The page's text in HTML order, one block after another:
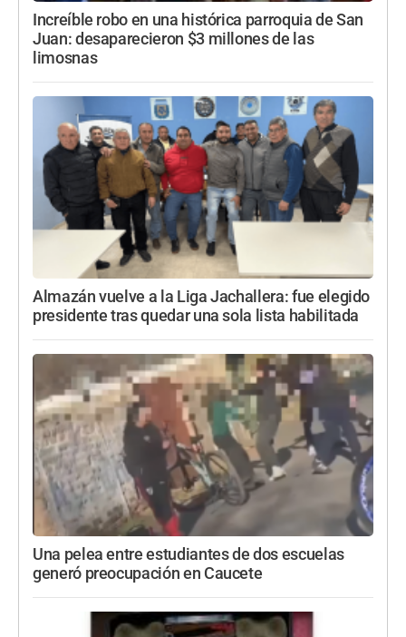
Increíble robo en una histórica parroquia de San
Juan: desaparecieron $3 millones de las
limosnas
Almazán vuelve a la Liga Jachallera: fue elegido
presidente tras quedar una sola lista habilitada
Una pelea entre estudiantes de dos escuelas
generó preocupación en Caucete